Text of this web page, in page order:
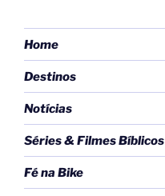
Home
Destinos
Notícias
Séries & Filmes Bíblicos
Fé na Bike